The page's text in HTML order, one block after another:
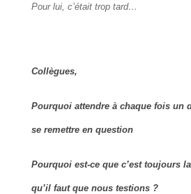
Pour lui, c’était trop tard…
Collègues,
Pourquoi attendre à chaque fois un
se remettre en question
Pourquoi est-ce que c’est toujours
qu’il faut que nous testions ?